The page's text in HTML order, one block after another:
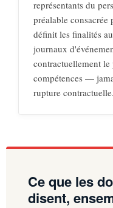
représentants du
préalable
définit les finalités
journaux
contractuellement
compétences —
rupture contractuelle.
Ce que les
disent,